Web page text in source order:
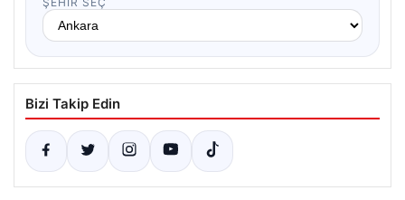
Bizi Takip Edin